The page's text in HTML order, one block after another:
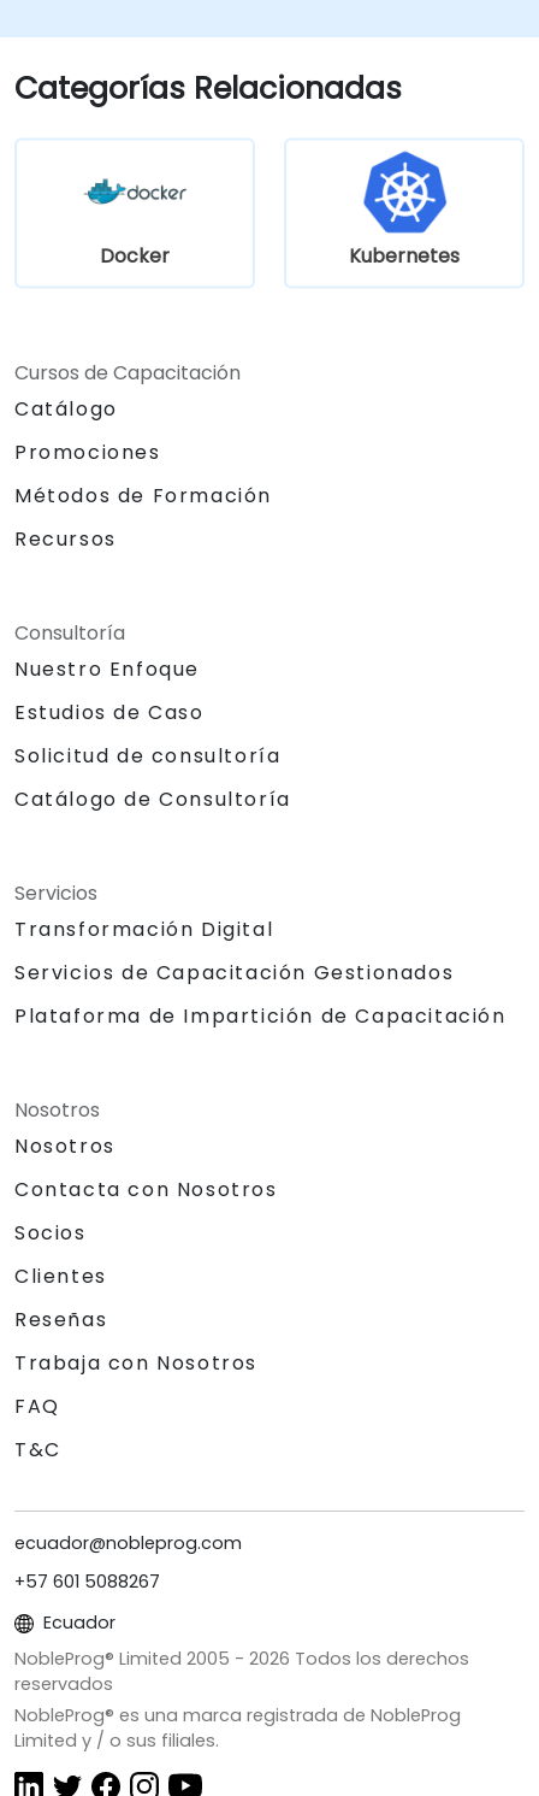
mediante las características avanzadas
de Minikube.
Aplicar las mejores prácticas para el
Categorías Relacionadas
Docker Kubernetes
Cursos de Capacitación
Catálogo
Promociones
Métodos de Formación
Recursos
Consultoría
Nuestro Enfoque
Estudios de Caso
Solicitud de consultoría
Catálogo de Consultoría
Servicios
Transformación Digital
Servicios de Capacitación Gestionados
Plataforma de Impartición de Capacitación
Nosotros
Nosotros
Contacta con Nosotros
Socios
Clientes
Reseñas
Trabaja con Nosotros
FAQ
T&C
ecuador@nobleprog.com
+57 601 5088267
Ecuador
NobleProg® Limited 2005 - 2026 Todos los derechos
reservados
NobleProg® es una marca registrada de NobleProg
Limited y / o sus filiales.